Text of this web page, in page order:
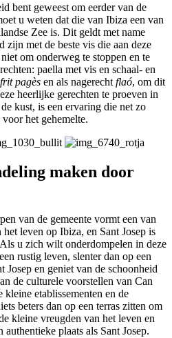
bent geweest om eerder van de
u weten dat die van Ibiza een van
Zee is. Dit geldt met name
zijn met de beste vis die aan deze
om onderweg te stoppen en te
paella met vis en schaal- en
pagès en als nagerecht flaó, om dit
heerlijke gerechten te proeven in
kust, is een ervaring die net zo
het gehemelte.
maken door
van de gemeente vormt een van
leven op Ibiza, en Sant Josep is
u zich wilt onderdompelen in deze
rustig leven, slenter dan op een
en geniet van de schoonheid
de culturele voorstellen van Can
etablissementen en de
beters dan op een terras zitten om
kleine vreugden van het leven en
plaats als Sant Josep.